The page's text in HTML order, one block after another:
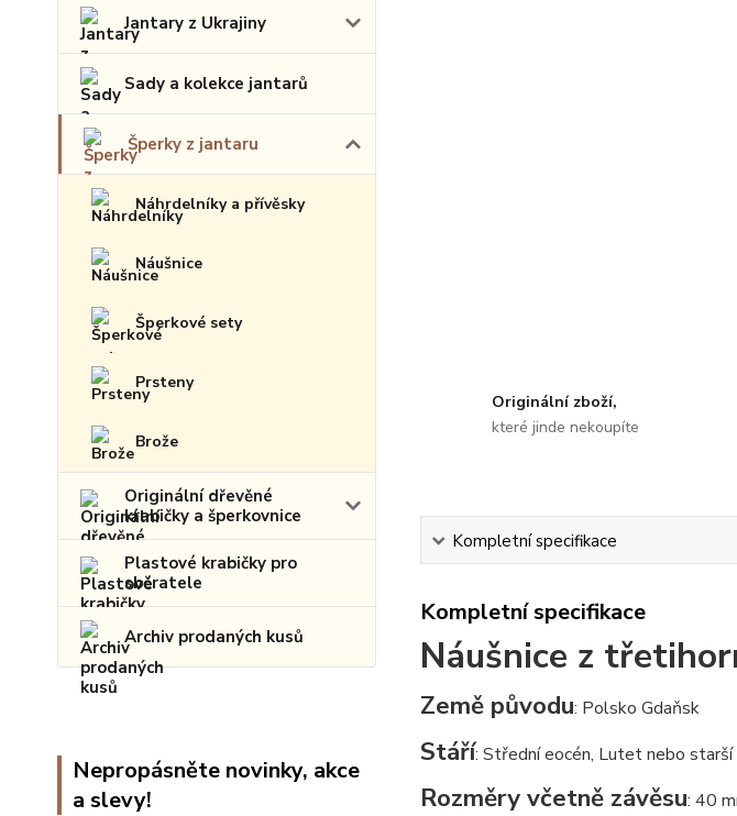
Jantary z Ukrajiny
Sady a kolekce jantarů
Šperky z jantaru
Náhrdelníky a přívěsky
Náušnice
Šperkové sety
Prsteny
Brože
Originální dřevěné
krabičky a šperkovnice
Plastové krabičky pro
sběratele
Archiv prodaných kusů
Nepropásněte novinky, akce
a slevy!
Originální zboží,
které jinde nekoupíte
Kompletní specifikace
Kompletní specifikace
Náušnice z
Země původu: Polsko Gdaňsk
Stáří: Střední eocén, Lutet nebo
Rozměry včetně závěsu: 40